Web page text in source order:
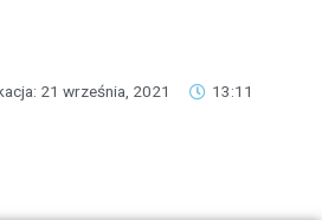
21 września, 2021 13:11